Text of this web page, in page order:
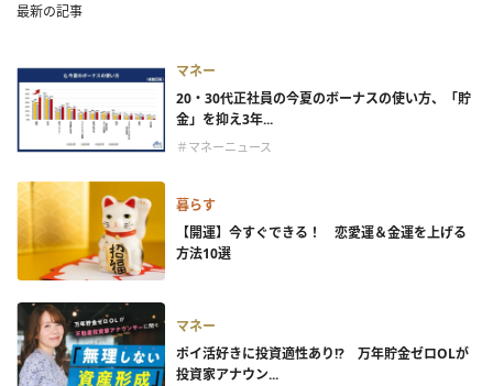
最新の記事
マネー
20・30代正社員の今夏のボーナスの使い方、「貯
金」を抑え3年...
＃マネーニュース
暮らす
【開運】今すぐできる！ 恋愛運＆金運を上げる
方法10選
マネー
ポイ活好きに投資適性あり!? 万年貯金ゼロOLが
投資家アナウン...